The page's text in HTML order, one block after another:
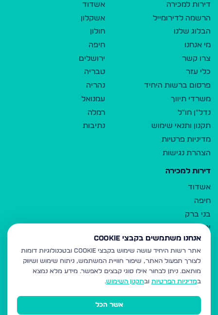
דירות למכירה
הרשמה לדירומייל
הבלוג שלנו
מי אנחנו
צרו קשר
כלי עזר
פרסום ברשות היחיד
משרדי תיווך
נדל"ן חו"ל
תקנון ותנאי שימוש
מדיניות פרטיות
הצהרת נגישות
אשדוד
אשקלון
חולון
חיפה
ירושלים
טבריה
נהריה
עמנואל
רמלה
נתיבות
דירות למכירה
אשדוד
חיפה
בני ברק
ירושלים
אלעד
גבעת זאב
בית שמש
רכסים
מודיעין עילית
אנחנו משתמשים בקבצי Cookie
אתר רשות היחיד עושה שימוש בקבצי Cookie ובטכנולוגיות דומות
לצורך תפעול האתר, שיפור חוויית המשתמש, ניתוח שימוש ושיווק
מותאם. ניתן לבחור אילו סוגי קבצים לאפשר. מידע מלא נמצא
במדיניות הפרטיות ובתקנון השימוש.
אשר הכל